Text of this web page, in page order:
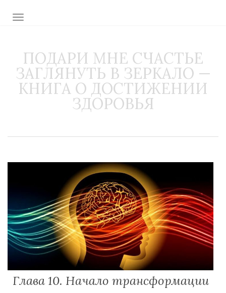
TOGGLE NAVIGATION
ПОДАРИ МНЕ СЧАСТЬЕ
ЗАГЛЯНУТЬ В ЗЕРКАЛО —
КНИГА О ДОСТИЖЕНИИ
ЗДОРОВЬЯ
Глава 10. Начало трансформации